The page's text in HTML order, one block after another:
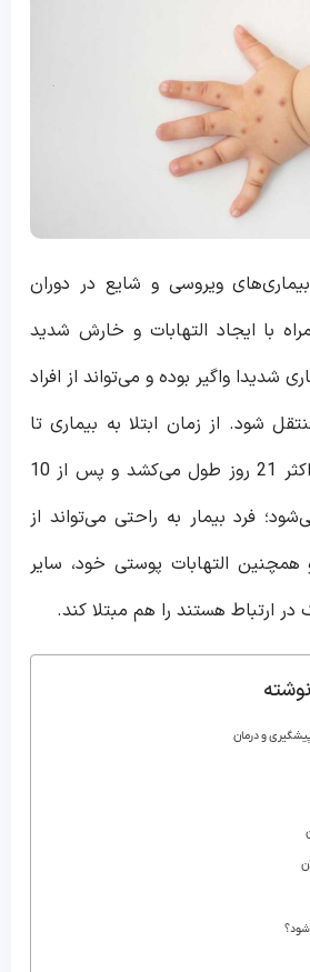
ویروسی و شایع در دوران
با ایجاد التهابات و خارش شدید
شدیدا واگیر بوده و می‌تواند از افراد
شود. از زمان ابتلا به بیماری تا
ظاهر شدن علائم حداکثر 21 روز طول می‌کشد و پس از 10
فرد بیمار به راحتی می‌تواند از
التهابات پوستی خود، سایر
در ارتباط هستند را هم مبتلا کند.
پیشگیری و درمان